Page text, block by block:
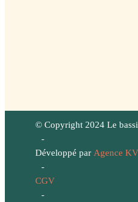
© Copyright 2024 Le
-
Développé par Agence
-
CGV
-